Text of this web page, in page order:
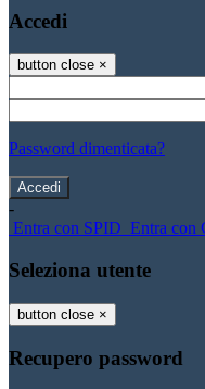
Accedi
button close ×
Password dimenticata?
-
Entra con SPID Entra con
Seleziona utente
button close ×
Recupero password